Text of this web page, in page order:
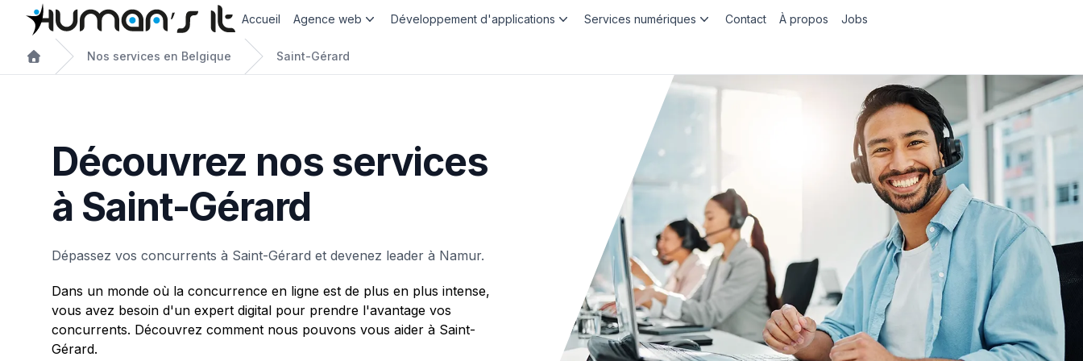
Accueil Agence web Développement d'applications Services numériques Contact À propos Jobs
Nos services en Belgique Saint-Gérard
Découvrez nos services
à Saint-Gérard
Dépassez vos concurrents à Saint-Gérard et devenez leader à Namur.
Dans un monde où la concurrence en ligne est de plus en plus intense,
vous avez besoin d'un expert digital pour prendre l'avantage vos
concurrents. Découvrez comment nous pouvons vous aider à Saint-
Gérard.